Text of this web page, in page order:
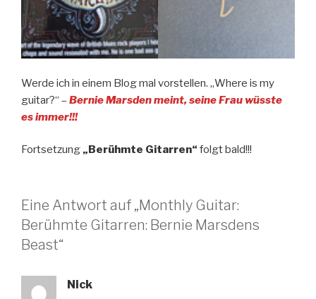
Werde ich in einem Blog mal vorstellen. „Where is my
guitar?“ – Bernie Marsden meint, seine Frau wüsste
es immer!!!
Fortsetzung „Berühmte Gitarren“ folgt bald!!!
Eine Antwort auf „Monthly Guitar:
Berühmte Gitarren: Bernie Marsdens
Beast“
Nick